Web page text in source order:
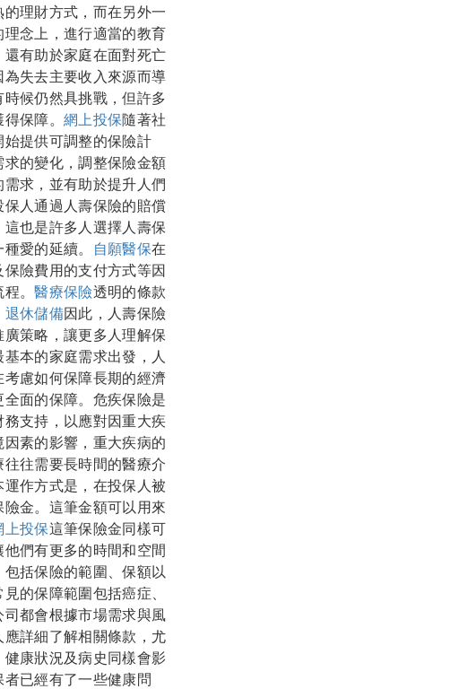
理財方式，而在另外一
念上，進行適當的教育
有助於家庭在面對死亡
失去主要收入來源而導
候仍然具挑戰，但許多
保障。 網上投保隨著社
提供可調整的保險計
的變化，調整保險金額
求，並有助於提升人們
人通過人壽保險的賠償
也是許多人選擇人壽保
愛的延續。 自願醫保在
險費用的支付方式等因
程。醫療保險透明的條款
退休儲備因此，人壽保險
策略，讓更多人理解保
基本的家庭需求出發，人
慮如何保障長期的經濟
面的保障。危疾保險是
支持，以應對因重大疾
素的影響，重大疾病的
往需要長時間的醫療介
作方式是，在投保人被
金。這筆金額可以用來
上投保這筆保險金同樣可
們有更多的時間和空間
括保險的範圍、保額以
的保障範圍包括癌症、
司都會根據市場需求與風
詳細了解相關條款，尤
康狀況及病史同樣會影
已經有了一些健康問